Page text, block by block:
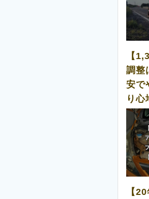
【
調整
安で
り心
【